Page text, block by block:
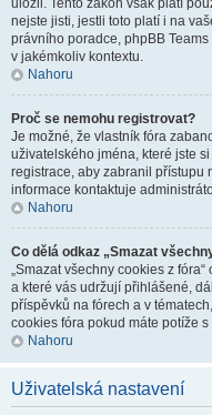
uložil. Tento zákon však platí
nejste jisti, jestli toto platí i na
právního poradce, phpBB
v jakémkoliv kontextu.
Nahoru
Proč se nemohu registrovat?
Je možné, že vlastník fóra
uživatelského jména, které jste
registrace, aby zabranil přístupu
informace kontaktuje
Nahoru
Co dělá odkaz „Smazat
„Smazat všechny cookies z
a které vás udržují přihlášené,
příspěvků na fórech a v
cookies fóra pokud máte potíže
Nahoru
Uživatelská nastavení